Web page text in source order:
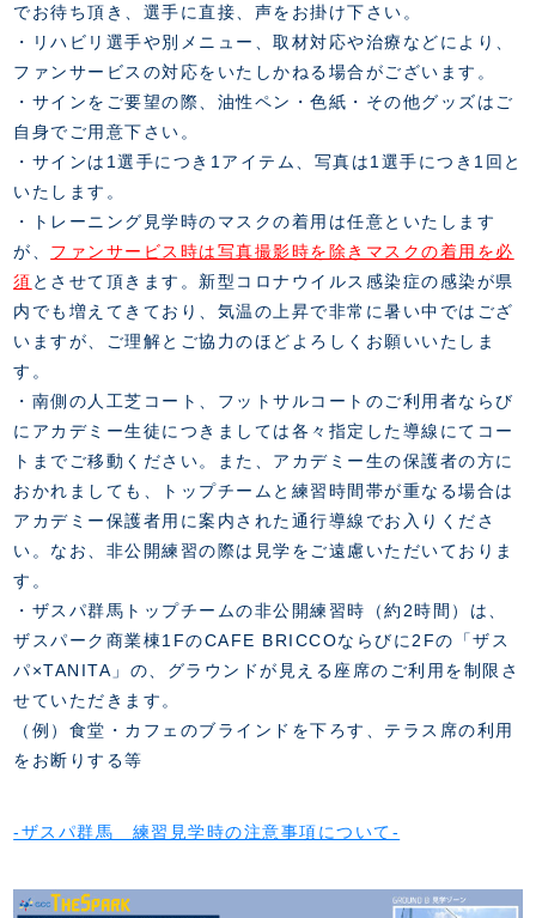
でお待ち頂き、選手に直接、声をお掛け下さい。
・リハビリ選手や別メニュー、取材対応や治療などにより、
ファンサービスの対応をいたしかねる場合がございます。
・サインをご要望の際、油性ペン・色紙・その他グッズはご
自身でご用意下さい。
・サインは1選手につき1アイテム、写真は1選手につき1回と
いたします。
・トレーニング見学時のマスクの着用は任意といたします
が、 ファンサービス時は写真撮影時を除きマスクの着用を必
須 とさせて頂きます。新型コロナウイルス感染症の感染が県
内でも増えてきており、気温の上昇で非常に暑い中ではござ
いますが、ご理解とご協力のほどよろしくお願いいたしま
す。
・南側の人工芝コート、フットサルコートのご利用者ならび
にアカデミー生徒につきましては各々指定した導線にてコー
トまでご移動ください。また、アカデミー生の保護者の方に
おかれましても、トップチームと練習時間帯が重なる場合は
アカデミー保護者用に案内された通行導線でお入りくださ
い。なお、非公開練習の際は見学をご遠慮いただいておりま
す。
・ザスパ群馬トップチームの非公開練習時（約2時間）は、
ザスパーク商業棟1FのCAFE BRICCOならびに2Fの「ザス
パ×TANITA」の、グラウンドが見える座席のご利用を制限さ
せていただきます。
（例）食堂・カフェのブラインドを下ろす、テラス席の利用
をお断りする等
-ザスパ群馬 練習見学時の注意事項について-